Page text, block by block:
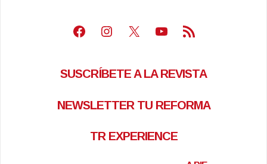
Facebook
Instagram
X Youtube
Feed RSS
SUSCRÍBETE A LA REVISTA
NEWSLETTER TU REFORMA
TR EXPERIENCE